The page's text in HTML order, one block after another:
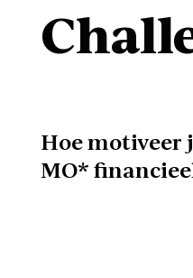
Hoe motiveer
MO*